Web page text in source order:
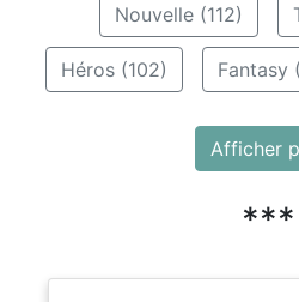
Nouvelle (112)
Héros (102) Fantasy
Afficher
***